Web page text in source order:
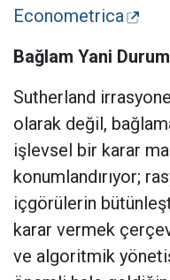
Econometrica
Bağlam Yani
Sutherland
olarak değil,
işlevsel bir karar
konumlandırıyor;
içgörülerin
karar vermek
ve algoritmik